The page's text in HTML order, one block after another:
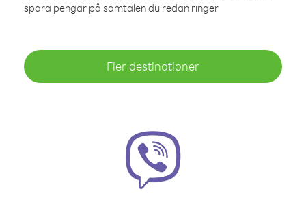
spara pengar på samtalen du redan ringer
Fler destinationer